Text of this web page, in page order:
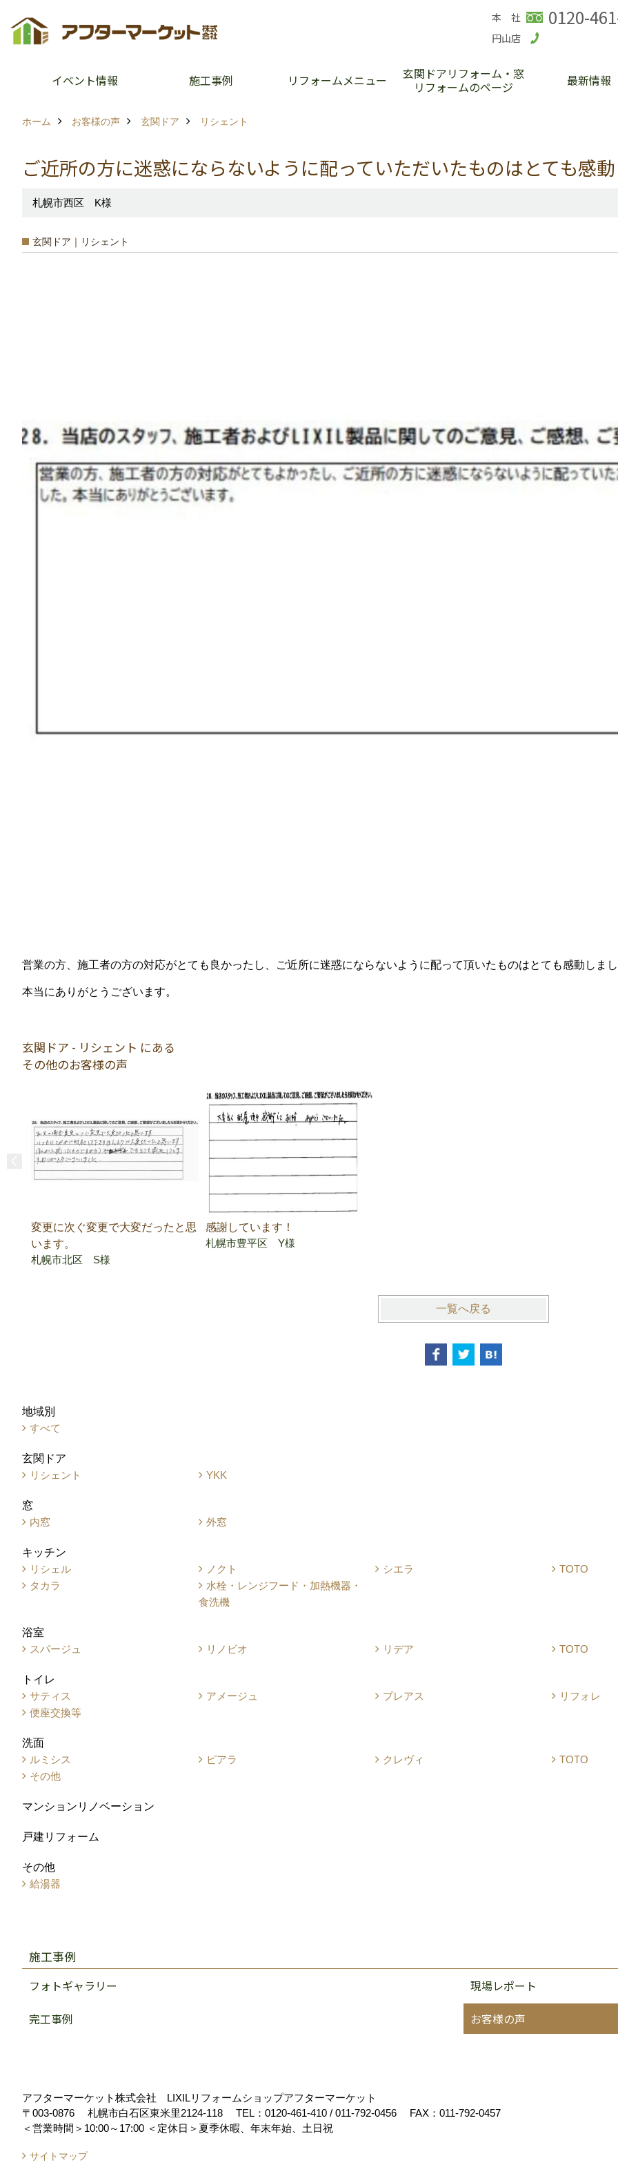
本 社 0120-
円山店
イベント情報 施工事例 リフォームメニュー
玄関ドアリフォーム・窓
リフォームのページ
最新情報
ホーム お客様の声 玄関ドア リシェント
ご近所の方に迷惑にならないように配っていただいたものはとても感
札幌市西区 K様
玄関ドア｜リシェント
営業の方、施工者の方の対応がとても良かったし、ご近所に迷惑にならないように配って頂いたものはとても感動しま
本当にありがとうございます。
玄関ドア - リシェント にある
その他のお客様の声
変更に次ぐ変更で大変だったと思
います。
札幌市北区 S様
感謝しています！
札幌市豊平区 Y様
一覧へ戻る
地域別
すべて
玄関ドア
リシェント
YKK
窓
内窓
外窓
キッチン
リシェル
ノクト シエラ
TOTO
タカラ
水栓・レンジフード・加熱機器・
食洗機
浴室
スパージュ
リノビオ リデア TOTO
トイレ
サティス
アメージュ プレアス
リフォレ
便座交換等
洗面
ルミシス
ピアラ クレヴィ
TOTO
その他
マンションリノベーション
戸建リフォーム
その他
給湯器
施工事例
フォトギャラリー
現場レポート
完工事例
お客様の声
アフターマーケット株式会社 LIXILリフォームショップアフターマーケット
〒003-0876
札幌市白石区東米里2124-118 TEL： 0120-461-410 / 011-792-0456
FAX：011-792-0457
＜営業時間＞10:00～17:00 ＜定休日＞夏季休暇、年末年始、土日祝
サイトマップ